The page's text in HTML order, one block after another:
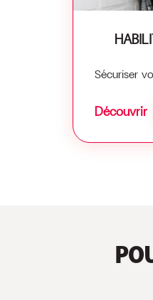
Sécuriser
Découvrir